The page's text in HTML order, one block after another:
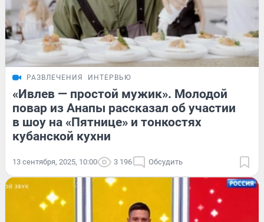
РАЗВЛЕЧЕНИЯ ИНТЕРВЬЮ
«Ивлев — простой мужик». Молодой
повар из Анапы рассказал об участии
в шоу на «Пятнице» и тонкостях
кубанской кухни
13 сентября, 2025, 10:00 3 196 Обсудить